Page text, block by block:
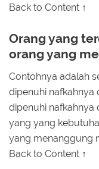
Back to Content ↑
Orang yang
orang yang
Contohnya adalah
dipenuhi nafkahnya
dipenuhi nafkahnya
yang yang
yang menanggung
Back to Content ↑